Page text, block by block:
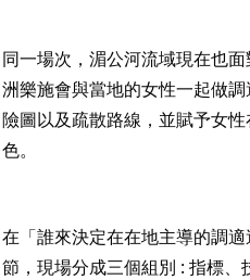
同一場次，湄公河流域現在也
洲樂施會與當地的女性一起做
險圖以及疏散路線，並賦予女
色。
在「誰來決定在在地主導的調
節，現場分成三個組別 : 指標